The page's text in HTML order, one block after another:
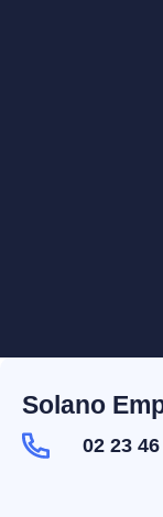
Solano
02 23